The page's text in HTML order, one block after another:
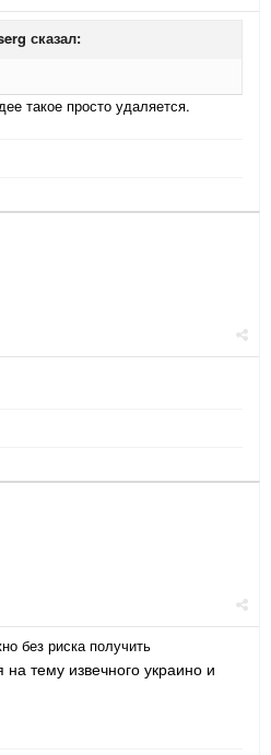
сказал:
такое просто удаляется.
без риска получить
тему извечного украино и